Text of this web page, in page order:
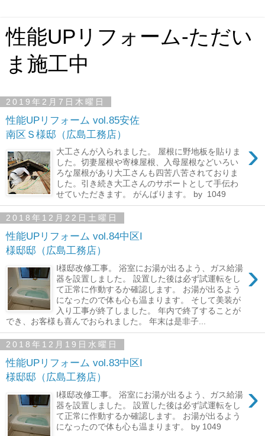
性能UPリフォーム-ただい
ま施工中
2019年2月7日木曜日
性能UPリフォーム vol.85安佐
南区Ｓ様邸（広島工務店）
›
大工さんが入られました。 屋根に野地板を貼りま
した。切妻屋根や寄棟屋根、入母屋根などいろい
ろな屋根があり大工さんも四苦八苦されておりま
した。引き続き大工さんのサポートとして手伝わ
せていただきます。 がんばります。 by 1049
2018年12月22日土曜日
性能UPリフォーム vol.84中区I
様邸邸（広島工務店）
›
I様邸改修工事。 浴室にお湯が出るよう、ガス給湯
器を設置しました。 設置した後は必ず試運転をし
て正常に作動するか確認します。 お湯が出るよう
になったので体も心も温まります。 そして美装が
入り工事が終了しました。 年内で終了することが
でき、お客様も喜んでおられました。 年末は是非子...
2018年12月19日水曜日
性能UPリフォーム vol.83中区I
様邸邸（広島工務店）
›
I様邸改修工事。 浴室にお湯が出るよう、ガス給湯
器を設置しました。 設置した後は必ず試運転をし
て正常に作動するか確認します。 お湯が出るよう
になったので体も心も温まります。 by 1049